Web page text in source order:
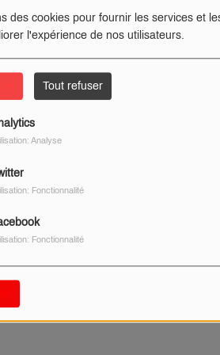
des cookies pour fournir les services et
l'expérience de nos utilisateurs.
Tout refuser
Analyse
Fonctionnalité
Fonctionnalité